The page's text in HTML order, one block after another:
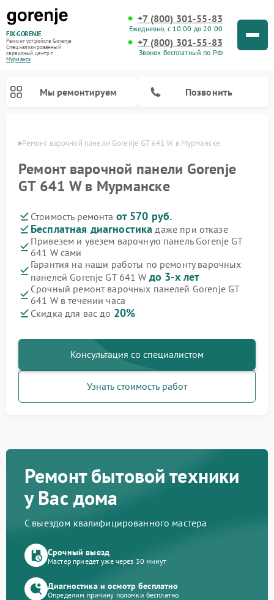
FIX-GORENJE
Ремонт устройств Gorenje
Специализированный
cервисный центр г.
Мурманск
+7 (800) 301-55-83
Ежедневно, с 10:00 до 20:00
+7 (800) 301-55-83
Звонок бесплатный по РФ
Мы ремонтируем Позвонить
Ремонт варочной панели Gorenje GT 641 W в Мурманске
Ремонт варочной панели Gorenje
GT 641 W в Мурманске
Стоимость ремонта от 570 руб.
Бесплатная диагностика даже при отказе
Привезем и увезем варочную панель Gorenje GT
641 W сами
Гарантия на наши работы по ремонту варочных
панелей Gorenje GT 641 W до 3-х лет
Срочный ремонт варочных панелей Gorenje GT
641 W в течении часа
Скидка для вас до 20%
Консультация со специалистом
Узнать стоимость работ
Ремонт бытовой техники
у Вас дома
С выездом квалифицированного мастера
Срочный выезд
Мастер приедет уже через 30 минут
Диагностика и осмотр бесплатно
Определим причину поломки бесплатно